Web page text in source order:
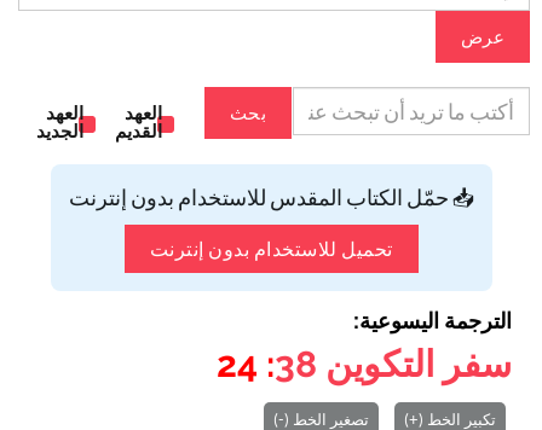
عرض
بحث
العهد
القديم
العهد
الجديد
📥 حمّل الكتاب المقدس للاستخدام بدون إنترنت
تحميل للاستخدام بدون إنترنت
الترجمة اليسوعية:
سفر التكوين 38
: 24
تكبير الخط (+) تصغير الخط (-)